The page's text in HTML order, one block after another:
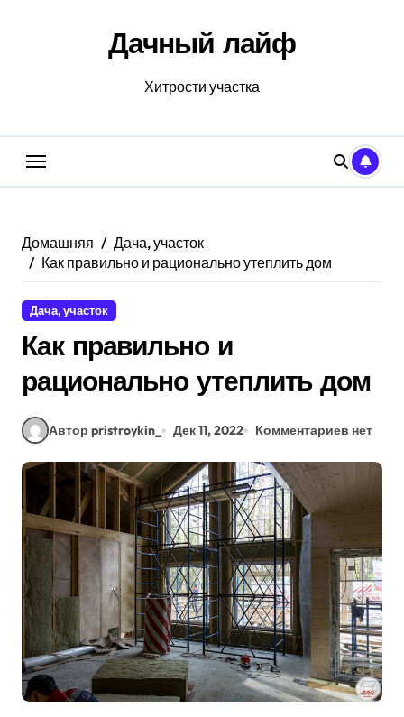
Дачный лайф
Хитрости участка
Домашняя
Дача, участок
Как правильно и рационально утеплить дом
Дача, участок
Как правильно и
рационально утеплить дом
Автор pristroykin_ Дек 11, 2022 Комментариев нет